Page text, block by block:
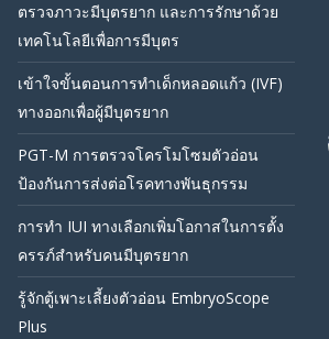
ตรวจภาวะมีบุตรยาก และการรักษาด้วย
เทคโนโลยีเพื่อการมีบุตร
เข้าใจขั้นตอนการทำเด็กหลอดแก้ว (IVF)
ทางออกเพื่อผู้มีบุตรยาก
PGT-M การตรวจโครโมโซมตัวอ่อน
ป้องกันการส่งต่อโรคทางพันธุกรรม
การทำ IUI ทางเลือกเพิ่มโอกาสในการตั้ง
ครรภ์สำหรับคนมีบุตรยาก
รู้จักตู้เพาะเลี้ยงตัวอ่อน EmbryoScope
Plus